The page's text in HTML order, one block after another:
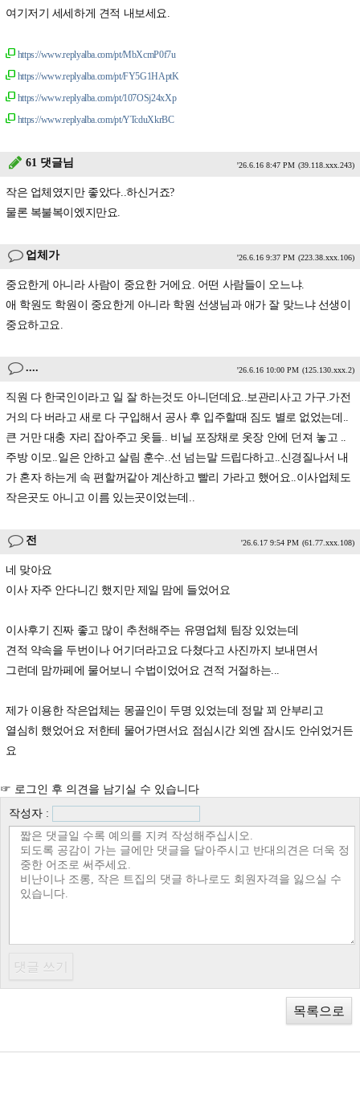
여기저기 세세하게 견적 내보세요.
https://www.replyalba.com/pt/MbXcmP0f7u
https://www.replyalba.com/pt/FY5G1HAptK
https://www.replyalba.com/pt/107OSj24xXp
https://www.replyalba.com/pt/YTcduXkrBC
61 댓글님 '26.6.16 8:47 PM (39.118.xxx.243)
작은 업체였지만 좋았다..하신거죠?
물론 복불복이엤지만요.
업체가 '26.6.16 9:37 PM (223.38.xxx.106)
중요한게 아니라 사람이 중요한 거에요. 어떤 사람들이 오느냐.
애 학원도 학원이 중요한게 아니라 학원 선생님과 애가 잘 맞느냐 선생이
중요하고요.
.... '26.6.16 10:00 PM (125.130.xxx.2)
직원 다 한국인이라고 일 잘 하는것도 아니던데요..보관리사고 가구.가전
거의 다 버라고 새로 다 구입해서 공사 후 입주할때 짐도 별로 없었는데..
큰 거만 대충 자리 잡아주고 옷들.. 비닐 포장채로 옷장 안에 던져 놓고 ..
주방 이모..일은 안하고 살림 훈수..선 넘는말 드립다하고..신경질나서 내
가 혼자 하는게 속 편할꺼같아 계산하고 빨리 가라고 했어요..이사업체도
작은곳도 아니고 이름 있는곳이었는데..
전 '26.6.17 9:54 PM (61.77.xxx.108)
네 맞아요
이사 자주 안다니긴 했지만 제일 맘에 들었어요
이사후기 진짜 좋고 많이 추천해주는 유명업체 팀장 있었는데
견적 약속을 두번이나 어기더라고요 다쳤다고 사진까지 보내면서
그런데 맘까페에 물어보니 수법이었어요 견적 거절하는...
제가 이용한 작은업체는 몽골인이 두명 있었는데 정말 꾀 안부리고
열심히 했었어요 저한테 물어가면서요 점심시간 외엔 잠시도 안쉬었거든
요
☞ 로그인 후 의견을 남기실 수 있습니다
작성자 :
목록으로